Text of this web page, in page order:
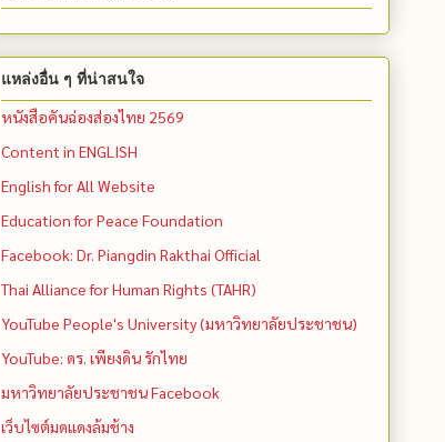
แหล่งอื่น ๆ ที่น่าสนใจ
หนังสือคันฉ่องส่องไทย 2569
Content in ENGLISH
English for All Website
Education for Peace Foundation
Facebook: Dr. Piangdin Rakthai Official
Thai Alliance for Human Rights (TAHR)
YouTube People's University (มหาวิทยาลัยประชาชน)
YouTube: ดร. เพียงดิน รักไทย
มหาวิทยาลัยประชาชน Facebook
เว็บไซต์มดแดงล้มช้าง